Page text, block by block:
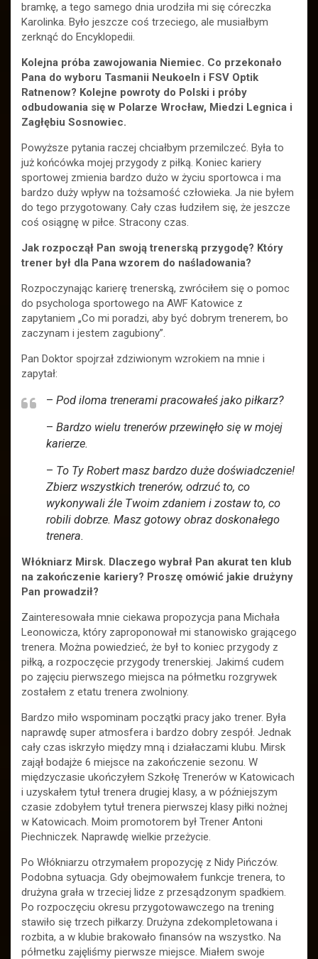
bramkę, a tego samego dnia urodziła mi się córeczka
Karolinka. Było jeszcze coś trzeciego, ale musiałbym
zerknąć do Encyklopedii.
Kolejna próba zawojowania Niemiec. Co przekonało
Pana do wyboru Tasmanii Neukoeln i FSV Optik
Ratnenow? Kolejne powroty do Polski i próby
odbudowania się w Polarze Wrocław, Miedzi Legnica i
Zagłębiu Sosnowiec.
Powyższe pytania raczej chciałbym przemilczeć. Była to
już końcówka mojej przygody z piłką. Koniec kariery
sportowej zmienia bardzo dużo w życiu sportowca i ma
bardzo duży wpływ na tożsamość człowieka. Ja nie byłem
do tego przygotowany. Cały czas łudziłem się, że jeszcze
coś osiągnę w piłce. Stracony czas.
Jak rozpoczął Pan swoją trenerską przygodę? Który
trener był dla Pana wzorem do naśladowania?
Rozpoczynając karierę trenerską, zwróciłem się o pomoc
do psychologa sportowego na AWF Katowice z
zapytaniem „Co mi poradzi, aby być dobrym trenerem, bo
zaczynam i jestem zagubiony”.
Pan Doktor spojrzał zdziwionym wzrokiem na mnie i
zapytał:
– Pod iloma trenerami pracowałeś jako piłkarz?
– Bardzo wielu trenerów przewinęło się w mojej
karierze.
– To Ty Robert masz bardzo duże doświadczenie!
Zbierz wszystkich trenerów, odrzuć to, co
wykonywali źle Twoim zdaniem i zostaw to, co
robili dobrze. Masz gotowy obraz doskonałego
trenera.
Włókniarz Mirsk. Dlaczego wybrał Pan akurat ten klub
na zakończenie kariery? Proszę omówić jakie drużyny
Pan prowadził?
Zainteresowała mnie ciekawa propozycja pana Michała
Leonowicza, który zaproponował mi stanowisko grającego
trenera. Można powiedzieć, że był to koniec przygody z
piłką, a rozpoczęcie przygody trenerskiej. Jakimś cudem
po zajęciu pierwszego miejsca na półmetku rozgrywek
zostałem z etatu trenera zwolniony.
Bardzo miło wspominam początki pracy jako trener. Była
naprawdę super atmosfera i bardzo dobry zespół. Jednak
cały czas iskrzyło między mną i działaczami klubu. Mirsk
zajął bodajże 6 miejsce na zakończenie sezonu. W
międzyczasie ukończyłem Szkołę Trenerów w Katowicach
i uzyskałem tytuł trenera drugiej klasy, a w późniejszym
czasie zdobyłem tytuł trenera pierwszej klasy piłki nożnej
w Katowicach. Moim promotorem był Trener Antoni
Piechniczek. Naprawdę wielkie przeżycie.
Po Włókniarzu otrzymałem propozycję z Nidy Pińczów.
Podobna sytuacja. Gdy obejmowałem funkcje trenera, to
drużyna grała w trzeciej lidze z przesądzonym spadkiem.
Po rozpoczęciu okresu przygotowawczego na trening
stawiło się trzech piłkarzy. Drużyna zdekompletowana i
rozbita, a w klubie brakowało finansów na wszystko. Na
półmetku zajęliśmy pierwsze miejsce. Miałem swoje